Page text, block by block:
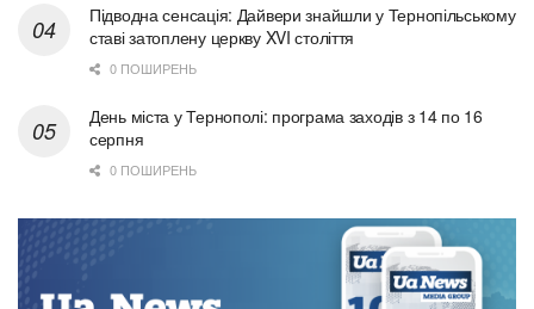
Підводна сенсація: Дайвери знайшли у Тернопільському
ставі затоплену церкву XVI століття
0 ПОШИРЕНЬ
День міста у Тернополі: програма заходів з 14 по 16
серпня
0 ПОШИРЕНЬ